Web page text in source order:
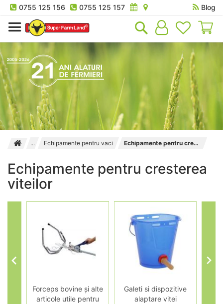
0755 125 156 0755 125 157
Blog
Echipamente pentru vaci Echipamente pentru cresterea viteilor
Echipamente pentru cresterea
viteilor
Forceps bovine și alte
articole utile pentru
Galeti si dispozitive
alaptare vitei